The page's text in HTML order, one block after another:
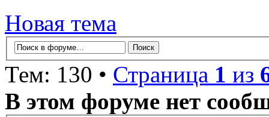
Новая тема
Тем: 130 • Страница 1 из
В этом форуме нет